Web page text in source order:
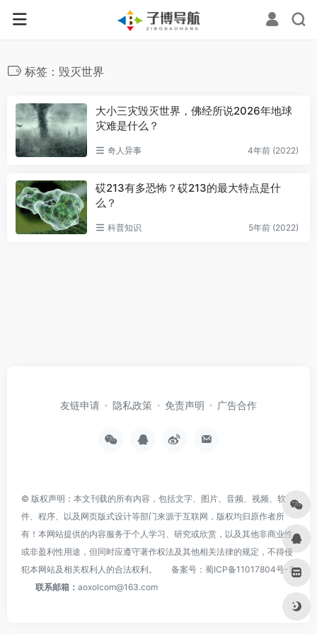
标签：毁灭世界
大小三灾毁灭世界，佛经所说2026年地球
灾难是什么？
奇人异事 4年前 (2022)
砹213有多恐怖？砹213的最大特点是什
么？
科普知识 5年前 (2022)
友链申请 隐私政策 免责声明 广告合作
© 版权声明：本文刊载的所有内容，包括文字、图片、音频、视频、软
件、程序、以及网页版式设计等部门来源于互联网，版权均归原作者所
有！本网站提供的内容服务于个人学习、研究或欣赏，以及其他非商业性
或非盈利性用途，但同时应遵守著作权法及其他相关法律的规定，不得侵
犯本网站及相关权利人的合法权利。
备案号： 蜀ICP备11017804号-3
联系邮箱： aoxolcom@163.com